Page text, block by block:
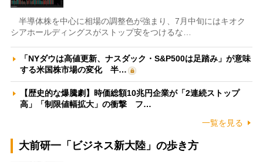
半導体株を中心に相場の調整色が強まり、7月中旬にはキオク
シアホールディングスがストップ安をつけるな…
「NYダウは高値更新、ナスダック・S&P500は足踏み」が意味
する米国株市場の変化 半…
【歴史的な爆騰劇】時価総額10兆円企業が「2連続ストップ
高」「制限値幅拡大」の衝撃 フ…
一覧を見る
大前研一「ビジネス新大陸」の歩き方